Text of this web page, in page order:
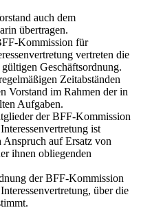
auch dem
übertragen.
Kommission für
vertreten die
Geschäftsordnung.
Zeitabständen
Vorstand im Rahmen der in
Aufgaben.
der BFF-Kommission
ist
Anspruch auf Ersatz von
ihnen obliegenden
der BFF-Kommission
über die